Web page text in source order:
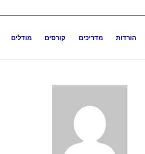
מודלים קורסים מדריכים הורדות